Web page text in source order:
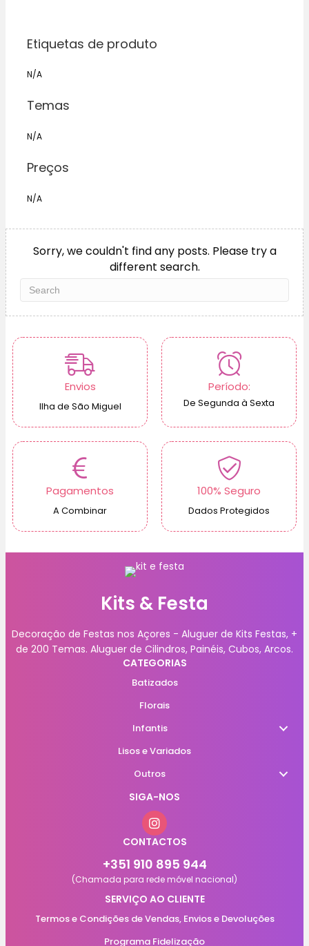
Etiquetas de produto
N/A
Temas
N/A
Preços
N/A
Sorry, we couldn't find any posts. Please try a
different search.
Envios
Ilha de São Miguel
Período:
De Segunda à Sexta
Pagamentos
A Combinar
100% Seguro
Dados Protegidos
Kits & Festa
Decoração de Festas nos Açores - Aluguer de Kits Festas, +
de 200 Temas. Aluguer de Cilindros, Painéis, Cubos, Arcos.
CATEGORIAS
Batizados
Florais
Infantis
Lisos e Variados
Outros
SIGA-NOS
CONTACTOS
+351 910 895 944
(Chamada para rede móvel nacional)
SERVIÇO AO CLIENTE
Termos e Condições de Vendas, Envios e Devoluções
Programa Fidelização